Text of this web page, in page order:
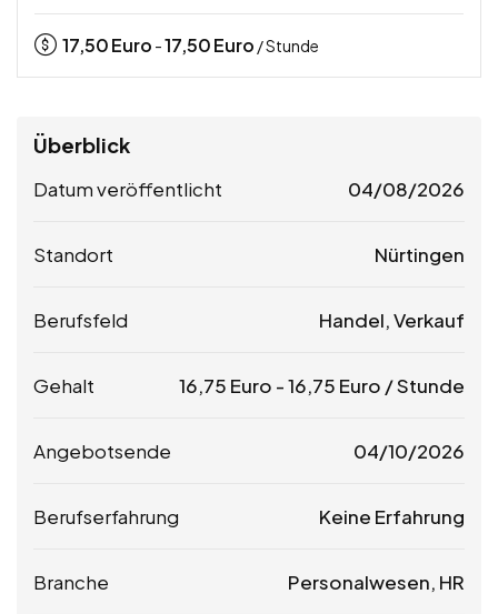
17,50Euro -17,50Euro / Stunde
Überblick
Datum veröffentlicht 04/08/2026
Standort Nürtingen
Berufsfeld Handel, Verkauf
Gehalt 16,75 Euro -16,75 Euro / Stunde
Angebotsende 04/10/2026
Berufserfahrung Keine Erfahrung
Branche Personalwesen, HR